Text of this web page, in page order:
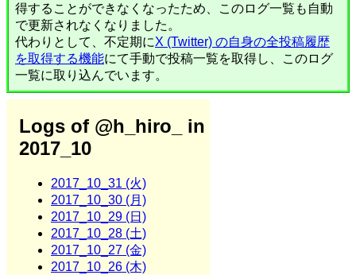
得することができなくなったため、このログ一覧も自動
で更新されなくなりました。
代わりとして、不定期にX (Twitter) の自身の全投稿履歴
を取得する機能にて手動で投稿一覧を取得し、このログ
一覧に取り込んでいます。
Logs of @h_hiro_ in
2017_10
2017_10_31 (火)
2017_10_30 (月)
2017_10_29 (日)
2017_10_28 (土)
2017_10_27 (金)
2017_10_26 (木)